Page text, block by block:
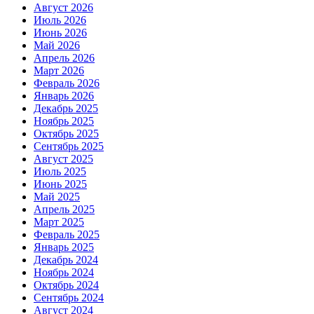
Август 2026
Июль 2026
Июнь 2026
Май 2026
Апрель 2026
Март 2026
Февраль 2026
Январь 2026
Декабрь 2025
Ноябрь 2025
Октябрь 2025
Сентябрь 2025
Август 2025
Июль 2025
Июнь 2025
Май 2025
Апрель 2025
Март 2025
Февраль 2025
Январь 2025
Декабрь 2024
Ноябрь 2024
Октябрь 2024
Сентябрь 2024
Август 2024